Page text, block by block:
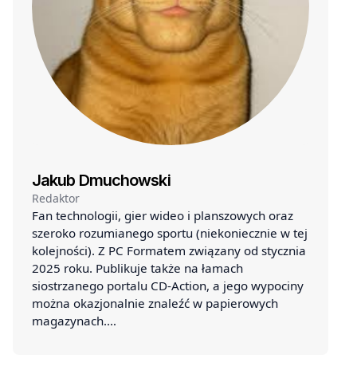
Jakub Dmuchowski
Redaktor
Fan technologii, gier wideo i planszowych oraz
szeroko rozumianego sportu (niekoniecznie w tej
kolejności). Z PC Formatem związany od stycznia
2025 roku. Publikuje także na łamach
siostrzanego portalu CD-Action, a jego wypociny
można okazjonalnie znaleźć w papierowych
magazynach.…